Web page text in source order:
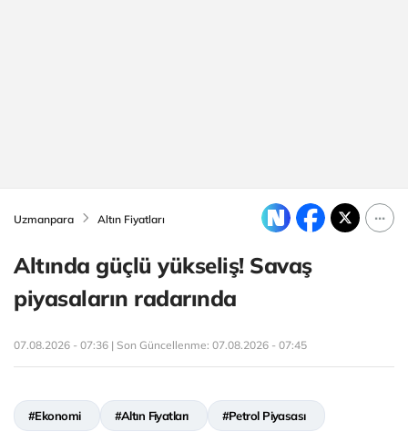
Uzmanpara Altın Fiyatları
Altında güçlü yükseliş! Savaş
piyasaların radarında
07.08.2026 - 07:36 | Son Güncellenme: 07.08.2026 - 07:45
#Ekonomi #Altın Fiyatları #Petrol Piyasası